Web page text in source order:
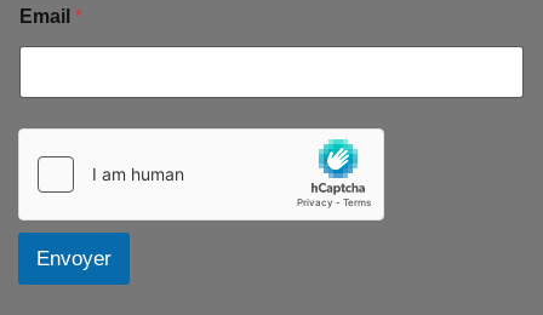
Email *
Envoyer